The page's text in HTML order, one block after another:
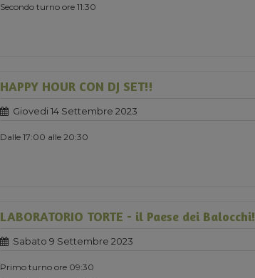
Secondo turno ore 11:30
HAPPY HOUR CON DJ SET!!
Giovedi 14 Settembre 2023
Dalle 17:00 alle 20:30
LABORATORIO TORTE - il Paese dei Balocchi!
Sabato 9 Settembre 2023
Primo turno ore 09:30